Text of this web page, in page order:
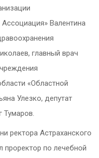
Валентина
главный врач
«Областной
Улезко, депутат
Тумаров.
ректора Астраханского
проректор по лечебной